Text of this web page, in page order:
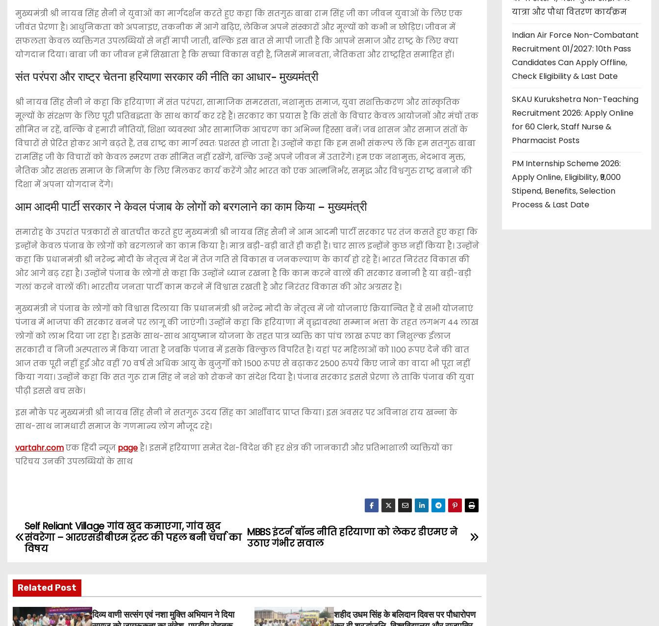
मुख्यमंत्री श्री नायब सिंह सैनी ने युवाओं का मार्गदर्शन करते हुए कहा कि सतगुरु बाबा राम सिंह जी का जीवन युवाओं के लिए एक
जीवंत प्रेरणा है। आधुनिकता को अपनाइए, तकनीक में आगे बढ़िए, लेकिन अपने संस्कारों और मूल्यों को कभी न छोड़िए। जीवन में
सफलता केवल व्यक्तिगत उपलब्धियों से नहीं मापी जाती, बल्कि इस बात से मापी जाती है कि आपने समाज और राष्ट्र के लिए क्या
योगदान दिया। बाबा जी का जीवन हमें सिखाता है कि सच्चा विकास वही है, जिसमें मानवता, नैतिकता और राष्ट्रहित समाहित हों।
संत परंपरा और राष्ट्र चेतना हरियाणा सरकार की नीति का आधार- मुख्यमंत्री
श्री नायब सिंह सैनी ने कहा कि हरियाणा में संत परंपरा, सामाजिक समरसता, नशामुक्त समाज, युवा सशक्तिकरण और सांस्कृतिक
मूल्यों के संरक्षण के लिए पूरी प्रतिबद्धता के साथ कार्य कर रहे हैं। सरकार का प्रयास है कि संतों के विचार केवल आयोजनों और मंचों तक
सीमित न रहें, बल्कि वे हमारी नीतियों, शिक्षा व्यवस्था और सामाजिक आचरण का अभिन्न हिस्सा बनें। जब शासन और समाज संतों के
विचारों से प्रेरित होकर आगे बढ़ते हैं, तब राष्ट्र का मार्ग स्वतः प्रशस्त हो जाता है। उन्होंने कहा कि हम सभी संकल्प लें कि हम सतगुरु बाबा
रामसिंह जी के विचारों को केवल स्मरण तक सीमित नहीं रखेंगे, बल्कि उन्हें अपने जीवन में उतारेंगे। हम एक नशामुक्त, भेदभाव मुक्त,
नैतिक और सशक्त समाज के निर्माण के लिए मिलकर कार्य करेंगे और भारत को एक आत्मनिर्भर, समृद्ध और विश्वगुरु राष्ट्र बनाने की
दिशा में अपना योगदान देंगे।
आम आदमी पार्टी सरकार ने केवल पंजाब के लोगों को बरगलाने का काम किया – मुख्यमंत्री
समारोह के उपरांत पत्रकारों से बातचीत करते हुए मुख्यमंत्री श्री नायब सिंह सैनी ने आम आदमी पार्टी सरकार पर तंज कसते हुए कहा कि
इन्होंने केवल पंजाब के लोगों को बरगलाने का काम किया है। मात्र बड़ी-बड़ी बातें ही कही हैं। चार साल इन्होंने कुछ नहीं किया है। उन्होंने
कहा कि प्रधानमंत्री श्री नरेन्द्र मोदी के नेतृत्व में देश में तेज गति से विकास व जनकल्याण के कार्य हो रहे हैं। भारत निरंतर विकास की
ओर आगे बढ़ रहा है। उन्होंने पंजाब के लोगों से कहा कि उन्होंने ध्यान रखना है कि काम करने वालों की सरकार बनानी है या बड़ी-बड़ी
गलां करने वालों की। भारतीय जनता पार्टी काम करने में विश्वास रखती है और निरंतर विकास की ओर अग्रसर है।
मुख्यमंत्री ने पंजाब के लोगों को विश्वास दिलाया कि प्रधानमंत्री श्री नरेन्द्र मोदी के नेतृत्व में जो योजनाएं क्रियान्वित हैं वे सभी योजनाएं
पंजाब में भाजपा की सरकार बनने पर लागू की जाएंगी। उन्होंने कहा कि हरियाणा में वृद्धावस्था सम्मान भत्ता के तहत लगभग 44 लाख
लोगों को लाभ दिया जा रहा है। इसके साथ-साथ आयुष्मान योजना के तहत पात्र व्यक्ति का पांच लाख रूपए का निशुल्क ईलाज
सरकारी व निजी अस्पताल में किया जाता है जबकि पंजाब में इसके बिल्कुल विपरित है। यहां पर महिलाओं को 1100 रूपए देने की बात
आज तक पूरी नहीं हुई और वहीं 70 वर्ष से अधिक आयु के बुजुर्गों को 1500 रूपए से बढ़ाकर 2500 रुपये किए जाने का वादा भी पूरा नहीं
किया गया। उन्होंने कहा कि सत गुरू राम सिंह ने नशे को रोकने का संदेश दिया है। पंजाब सरकार इससे प्रेरणा ले ताकि पंजाब की युवा
पीढ़ी इससे बच सके।
इस मौके पर मुख्यमंत्री श्री नायब सिंह सैनी ने सतगुरू उदय सिंह का आर्शीवाद प्राप्त किया। इस अवसर पर अविनाश राय खन्ना के
साथ-साथ नामधारी समाज के गणमान्य लोग मौजूद रहे।
vartahr.comएक हिंदी न्यूज pageहै। इसमें हरियाणा समेत देश-विदेश की हर क्षेत्र की जानकारी और प्रतिभाशाली व्यक्तियों का
परिचय उनकी उपलब्धियों के साथ
P
t
n
MBBS इंटर्न बॉन्ड नीति हरियाणा को लेकर डीएमए ने
उठाए गंभीर सवाल
Self Reliant Village गांव खुद कमाएगा, गांव खुद
संवरेगा – आरएसडीबीएम ट्रस्ट की पहल बनी चर्चा का
विषय
Related Post
दिव्य वाणी सत्संग एवं नशा मुक्ति अभियान ने दिया
शहीद उधम सिंह के बलिदान दिवस पर पौधारोपण
यात्रा और पौधा वितरण कार्यक्रम
Indian Air Force Non-Combatant
Recruitment 01/2027: 10th Pass
Candidates Can Apply Offline,
Check Eligibility & Last Date
SKAU Kurukshetra Non-Teaching
Recruitment 2026: Apply Online
for 60 Clerk, Staff Nurse &
Pharmacist Posts
PM Internship Scheme 2026:
Apply Online, Eligibility, ₹9,000
Stipend, Benefits, Selection
Process & Last Date